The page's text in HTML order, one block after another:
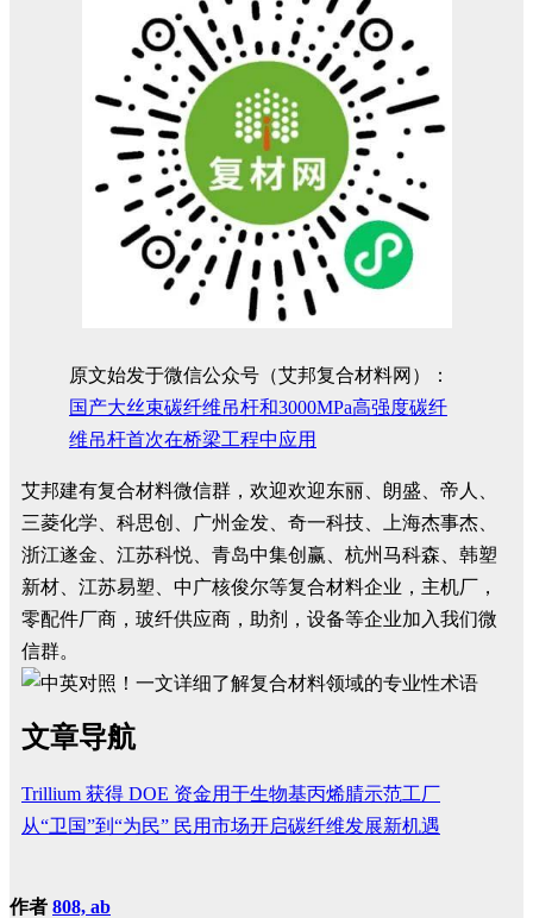
原文始发于微信公众号（艾邦复合材料网）：
国产大丝束碳纤维吊杆和3000MPa高强度碳纤
维吊杆首次在桥梁工程中应用
艾邦建有复合材料微信群，欢迎欢迎东丽、朗盛、帝人、
三菱化学、科思创、广州金发、奇一科技、上海杰事杰、
浙江遂金、江苏科悦、青岛中集创赢、杭州马科森、韩塑
新材、江苏易塑、中广核俊尔等复合材料企业，主机厂，
零配件厂商，玻纤供应商，助剂，设备等企业加入我们微
信群。
文章导航
Trillium 获得 DOE 资金用于生物基丙烯腈示范工厂
从“卫国”到“为民” 民用市场开启碳纤维发展新机遇
作者 808, ab